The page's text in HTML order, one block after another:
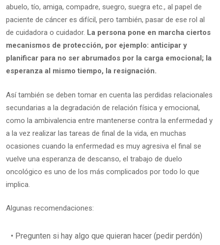
abuelo, tío, amiga, compadre, suegro, suegra etc., al papel de
paciente de cáncer es difícil, pero también, pasar de ese rol al
de cuidadora o cuidador. La persona pone en marcha ciertos
mecanismos de protección, por ejemplo: anticipar y
planificar para no ser abrumados por la carga emocional; la
esperanza al mismo tiempo, la resignación.
Así también se deben tomar en cuenta las perdidas relacionales
secundarias a la degradación de relación física y emocional,
como la ambivalencia entre mantenerse contra la enfermedad y
a la vez realizar las tareas de final de la vida, en muchas
ocasiones cuando la enfermedad es muy agresiva el final se
vuelve una esperanza de descanso, el trabajo de duelo
oncológico es uno de los más complicados por todo lo que
implica.
Algunas recomendaciones:
• Pregunten si hay algo que quieran hacer (pedir perdón)